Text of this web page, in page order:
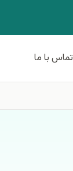
تماس با ما